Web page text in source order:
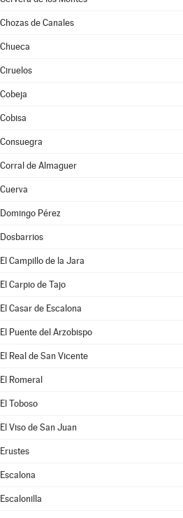
Chozas de Canales
Chueca
Ciruelos
Cobeja
Cobisa
Consuegra
Corral de Almaguer
Cuerva
Domingo Pérez
Dosbarrios
El Campillo de la Jara
El Carpio de Tajo
El Casar de Escalona
El Puente del Arzobispo
El Real de San Vicente
El Romeral
El Toboso
El Viso de San Juan
Erustes
Escalona
Escalonilla